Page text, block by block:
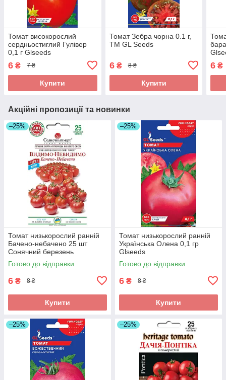
Томат високорослий
сердньостиглий Гулівер
0,1 г Glseeds
6 ₴ 7 ₴
Купити
Томат Зебра чорна 0.1 г,
TM GL Seeds
6₴ 8 ₴
Купити
6 ₴
Акційні пропозиції та новинки
–25%
Томат низькорослий ранній
Бачено-небачено 25 шт
Сонячний березень
Готово до відправки
6 ₴ 8 ₴
Купити
–25%
Томат низькорослий ранній
Українська Олена 0,1 гр
Glseeds
Готово до відправки
6 ₴ 8 ₴
Купити
–25% –25%